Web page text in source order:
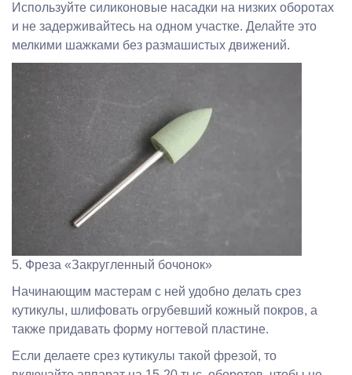
Используйте силиконовые насадки на низких оборотах
и не задерживайтесь на одном участке. Делайте это
мелкими шажками без размашистых движений.
5. Фреза «Закругленный бочонок»
Начинающим мастерам с ней удобно делать срез
кутикулы, шлифовать огрубевший кожный покров, а
также придавать форму ногтевой пластине.
Если делаете срез кутикулы такой фрезой, то